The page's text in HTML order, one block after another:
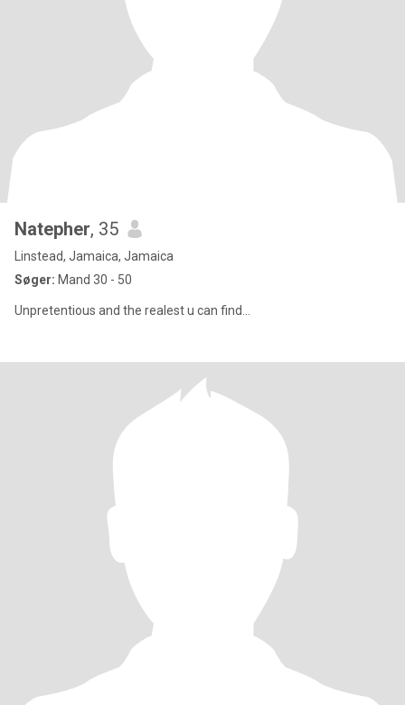
Natepher, 35
Linstead, Jamaica, Jamaica
Søger: Mand 30 - 50
Unpretentious and the realest u can find...